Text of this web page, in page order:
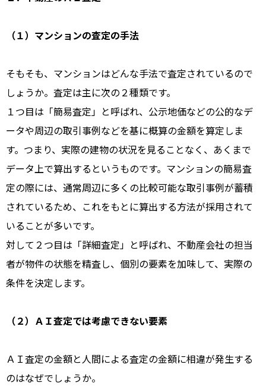
（１）マンションの査定の手法
そもそも、マンションはどんな手法で査定されているので
しょうか。 査定は主に次の２種類です。
１つ目は「簡易査定」と呼ばれ、公示地価などの公的なデ
ータや周辺の取引事例などを基に概算の金額を算定しま
す。つまり、実際の建物の状況を見ることなく、あくまで
データ上で算出するというものです。マンションの簡易査
定の際には、通常周辺に多くの比較可能な取引事例が蓄積
されているため、これをもとに算出する方法が採用されて
いることが多いです。
対して２つ目は「詳細査定」と呼ばれ、不動産会社の担当
者が物件の状態を精査し、個別の要素を加味して、実際の
条件を決定します。
（２）ＡＩ査定では考慮できない要素
ＡＩ査定の金額と人間による査定の金額に相違が発生する
のはなぜでしょうか。